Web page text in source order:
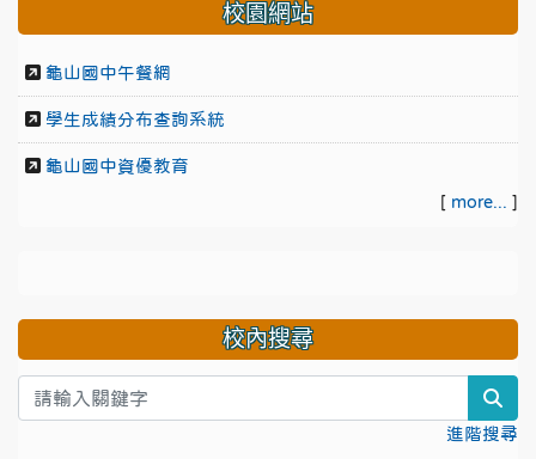
校園網站
龜山國中午餐網
學生成績分布查詢系統
龜山國中資優教育
[ more... ]
校內搜尋
進階搜尋